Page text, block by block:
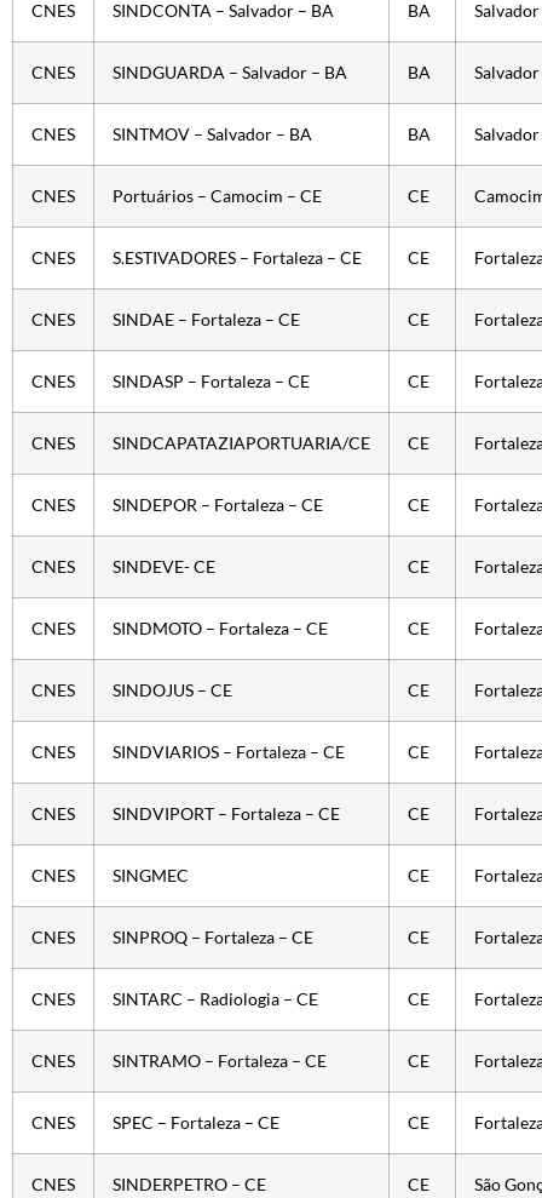
CNES SINDCONTA – Salvador – BA BA Salvador
CNES SINDGUARDA – Salvador – BA BA Salvador
CNES SINTMOV – Salvador – BA BA Salvador
CNES Portuários – Camocim – CE CE
CNES S.ESTIVADORES – Fortaleza – CE CE
CNES SINDAE – Fortaleza – CE CE
CNES SINDASP – Fortaleza – CE CE
CNES SINDCAPATAZIAPORTUARIA/CE CE
CNES SINDEPOR – Fortaleza – CE CE
CNES SINDEVE- CE CE
CNES SINDMOTO – Fortaleza – CE CE
CNES SINDOJUS – CE CE
CNES SINDVIARIOS – Fortaleza – CE CE
CNES SINDVIPORT – Fortaleza – CE CE
CNES SINGMEC CE
CNES SINPROQ – Fortaleza – CE CE
CNES SINTARC – Radiologia – CE CE
CNES SINTRAMO – Fortaleza – CE CE
CNES SPEC – Fortaleza – CE CE
CNES SINDERPETRO – CE CE
São